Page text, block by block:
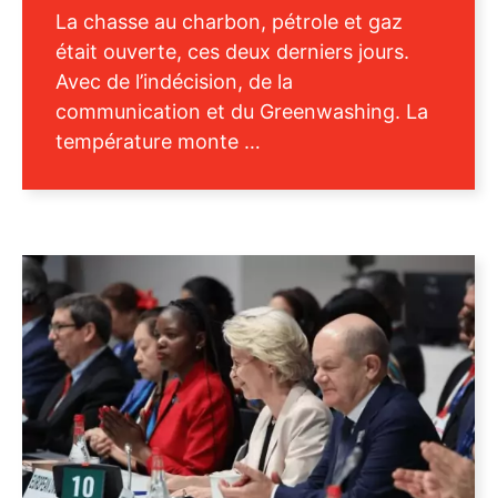
La chasse au charbon, pétrole et gaz
était ouverte, ces deux derniers jours.
Avec de l’indécision, de la
communication et du Greenwashing. La
température monte …